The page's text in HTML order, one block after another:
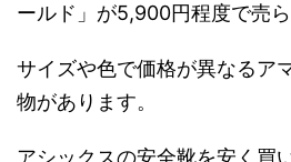
ールド」が5,900円程度で売ら
サイズや色で価格が異なるア
物があります。
アシックスの安全靴を安く買